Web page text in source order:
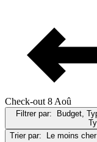
Check-out 8 Aoû
Filtrer par:
Budget,
Trier par:
Le moins cher